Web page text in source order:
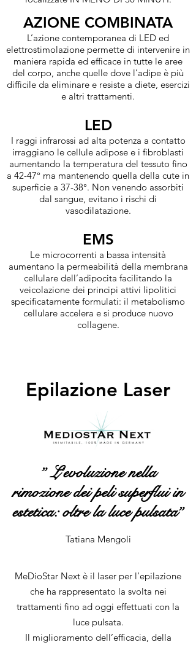
AZIONE COMBINATA
L’azione contemporanea di LED ed
elettrostimolazione permette di intervenire in
maniera rapida ed efficace in tutte le aree
del corpo, anche quelle dove l’adipe è più
difficile da eliminare e resiste a diete, esercizi
e altri trattamenti.
LED
I raggi infrarossi ad alta potenza a contatto
irraggiano le cellule adipose e i fibroblasti
aumentando la temperatura del tessuto fino
a 42-47° ma mantenendo quella della cute in
superficie a 37-38°. Non venendo assorbiti
dal sangue, evitano i rischi di
vasodilatazione.
EMS
Le microcorrenti a bassa intensità
aumentano la permeabilità della membrana
cellulare dell’adipocita facilitando la
veicolazione dei principi attivi lipolitici
specificatamente formulati: il metabolismo
cellulare accelera e si produce nuovo
collagene.
Epilazione Laser
” L’evoluzione nella
rimozione dei peli superflui in
estetica: oltre la luce pulsata”
Tatiana Mengoli
MeDioStar Next è il laser per l’epilazione
che ha rappresentato la svolta nei
trattamenti fino ad oggi effettuati con la
luce pulsata.
Il miglioramento dell’efficacia, della